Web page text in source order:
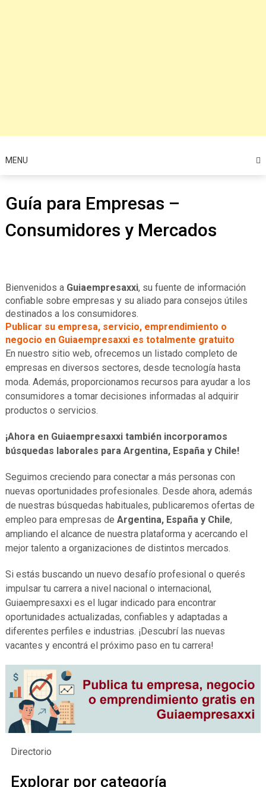
MENU
Guía para Empresas –
Consumidores y Mercados
Bienvenidos a Guiaempresaxxi, su fuente de información
confiable sobre empresas y su aliado para consejos útiles
destinados a los consumidores.
Publicar su empresa, servicio, emprendimiento o
negocio en Guiaempresaxxi es totalmente gratuito
En nuestro sitio web, ofrecemos un listado completo de
empresas en diversos sectores, desde tecnología hasta
moda. Además, proporcionamos recursos para ayudar a los
consumidores a tomar decisiones informadas al adquirir
productos o servicios.
¡Ahora en Guiaempresaxxi también incorporamos
búsquedas laborales para Argentina, España y Chile!
Seguimos creciendo para conectar a más personas con
nuevas oportunidades profesionales. Desde ahora, además
de nuestras búsquedas habituales, publicaremos ofertas de
empleo para empresas de Argentina, España y Chile,
ampliando el alcance de nuestra plataforma y acercando el
mejor talento a organizaciones de distintos mercados.
Si estás buscando un nuevo desafío profesional o querés
impulsar tu carrera a nivel nacional o internacional,
Guiaempresaxxi es el lugar indicado para encontrar
oportunidades actualizadas, confiables y adaptadas a
diferentes perfiles e industrias. ¡Descubrí las nuevas
vacantes y encontrá el próximo paso en tu carrera!
Directorio
Explorar por categoría